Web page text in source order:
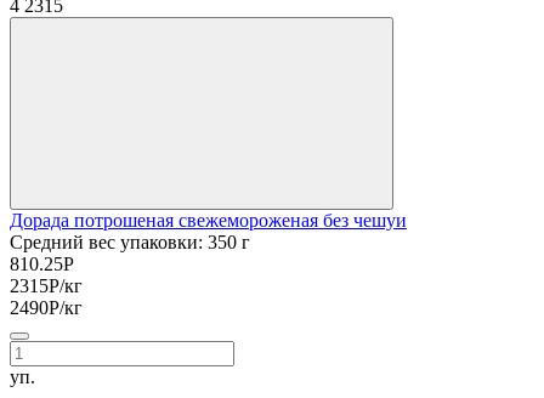
4 2315
Дорада потрошеная свежемороженая без чешуи
Средний вес упаковки: 350 г
810.25Р
2315Р/кг
2490Р/кг
уп.